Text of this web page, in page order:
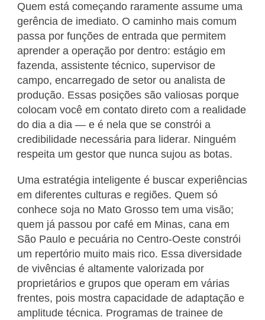
Quem está começando raramente assume uma
gerência de imediato. O caminho mais comum
passa por funções de entrada que permitem
aprender a operação por dentro: estágio em
fazenda, assistente técnico, supervisor de
campo, encarregado de setor ou analista de
produção. Essas posições são valiosas porque
colocam você em contato direto com a realidade
do dia a dia — e é nela que se constrói a
credibilidade necessária para liderar. Ninguém
respeita um gestor que nunca sujou as botas.
Uma estratégia inteligente é buscar experiências
em diferentes culturas e regiões. Quem só
conhece soja no Mato Grosso tem uma visão;
quem já passou por café em Minas, cana em
São Paulo e pecuária no Centro-Oeste constrói
um repertório muito mais rico. Essa diversidade
de vivências é altamente valorizada por
proprietários e grupos que operam em várias
frentes, pois mostra capacidade de adaptação e
amplitude técnica. Programas de trainee de